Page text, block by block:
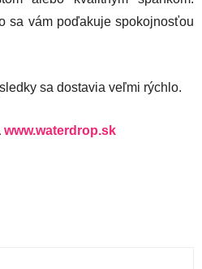
sa vám poďakuje spokojnosťou
sa dostavia veľmi rýchlo.
www.waterdrop.sk